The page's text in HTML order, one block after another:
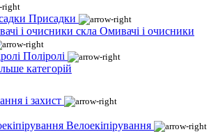
Присадки
Омивачі і очисники
Поліролі
категорій
і захист
Велоекіпірування